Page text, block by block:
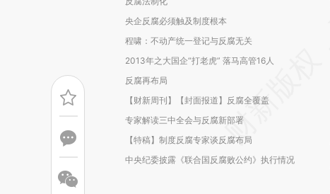
央企反腐必须触及制度根本
程啸：不动产统一登记与反腐无关
2013年之大国企“打老虎” 落马高管16人
反腐再布局
【财新周刊】【封面报道】反腐全覆盖
专家解读三中全会与反腐新部署
【特稿】制度反腐专家谈反腐布局
中央纪委披露《联合国反腐败公约》执行情况